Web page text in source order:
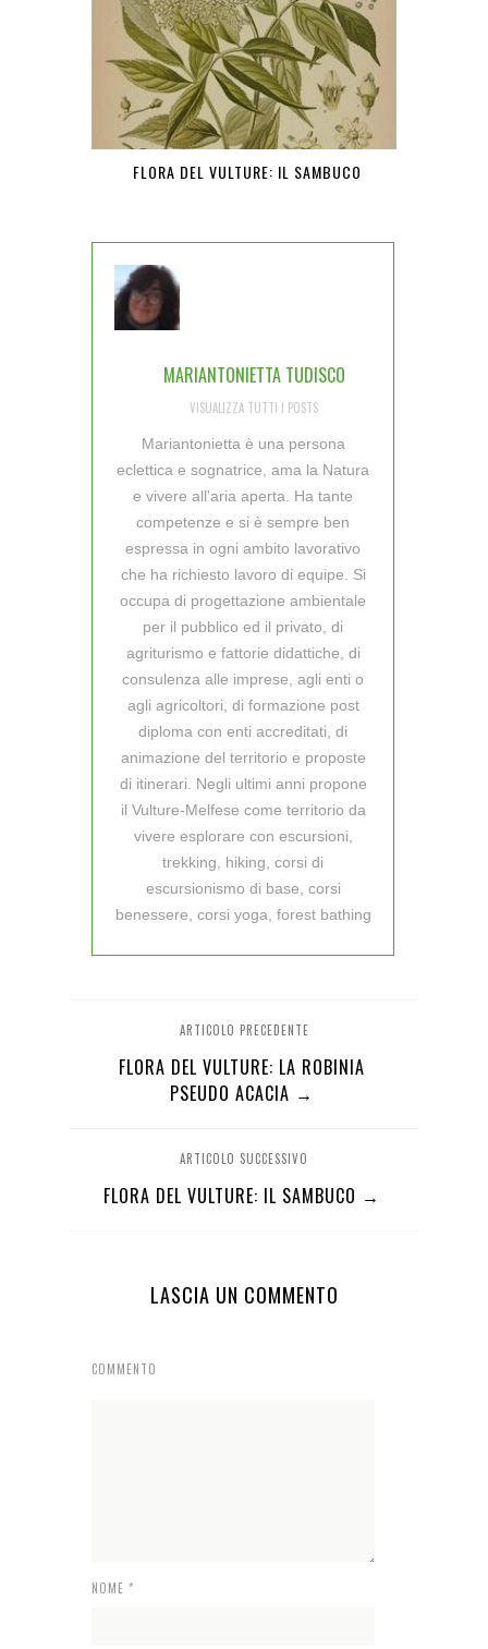
FLORA DEL VULTURE: IL SAMBUCO
MARIANTONIETTA TUDISCO
VISUALIZZA TUTTI I POSTS
Mariantonietta è una persona
eclettica e sognatrice, ama la Natura
e vivere all'aria aperta. Ha tante
competenze e si è sempre ben
espressa in ogni ambito lavorativo
che ha richiesto lavoro di equipe. Si
occupa di progettazione ambientale
per il pubblico ed il privato, di
agriturismo e fattorie didattiche, di
consulenza alle imprese, agli enti o
agli agricoltori, di formazione post
diploma con enti accreditati, di
animazione del territorio e proposte
di itinerari. Negli ultimi anni propone
il Vulture-Melfese come territorio da
vivere esplorare con escursioni,
trekking, hiking, corsi di
escursionismo di base, corsi
benessere, corsi yoga, forest bathing
ARTICOLO PRECEDENTE
FLORA DEL VULTURE: LA ROBINIA
PSEUDO ACACIA →
ARTICOLO SUCCESSIVO
FLORA DEL VULTURE: IL SAMBUCO →
LASCIA UN COMMENTO
COMMENTO
NOME *